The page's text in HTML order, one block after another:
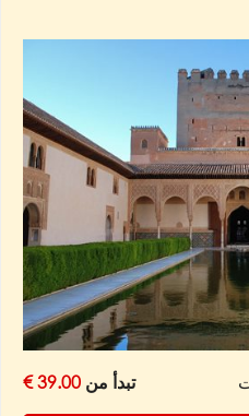
تبدأ من 39.00 €